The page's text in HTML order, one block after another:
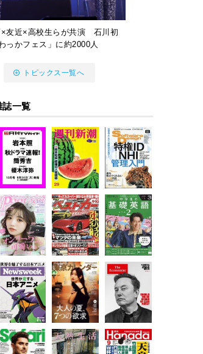
友近×高校生らが共演 石川初
っかフェス」に約2000人
トピックス一覧へ
誌一覧